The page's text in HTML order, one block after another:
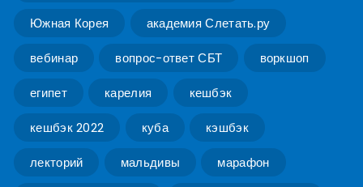
Южная Корея академия Слетать.ру
вебинар вопрос-ответ СБТ воркшоп
египет карелия кешбэк
кешбэк 2022 куба кэшбэк
лекторий мальдивы марафон